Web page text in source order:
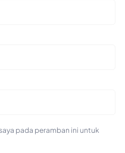
pada peramban ini untuk